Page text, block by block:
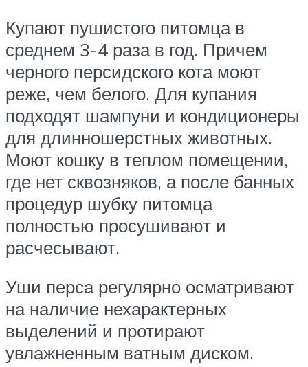
Купают пушистого питомца в
среднем 3-4 раза в год. Причем
черного персидского кота моют
реже, чем белого. Для купания
подходят шампуни и кондиционеры
для длинношерстных животных.
Моют кошку в теплом помещении,
где нет сквозняков, а после банных
процедур шубку питомца
полностью просушивают и
расчесывают.
Уши перса регулярно осматривают
на наличие нехарактерных
выделений и протирают
увлажненным ватным диском.